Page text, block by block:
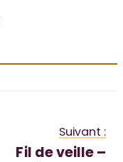
Suivant :
Fil de veille –